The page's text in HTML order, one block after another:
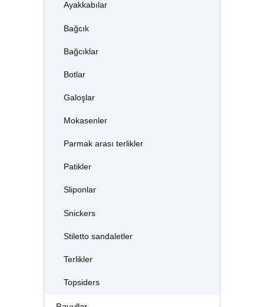
Ayakkabılar
Bağcık
Bağcıklar
Botlar
Galoşlar
Mokasenler
Parmak arası terlikler
Patikler
Sliponlar
Snickers
Stiletto sandaletler
Terlikler
Topsiders